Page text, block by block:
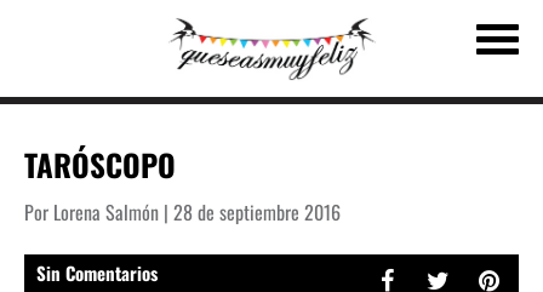
TARÓSCOPO
Por Lorena Salmón | 28 de septiembre 2016
Sin Comentarios